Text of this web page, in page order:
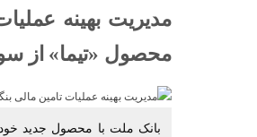
مدیریت بهینه
محصول «تیما» از
بانک ملت با محصول جدید خود